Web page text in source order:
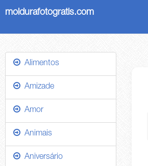
moldurafotogratis.com
Alimentos
Amizade
Amor
Animais
Aniversário